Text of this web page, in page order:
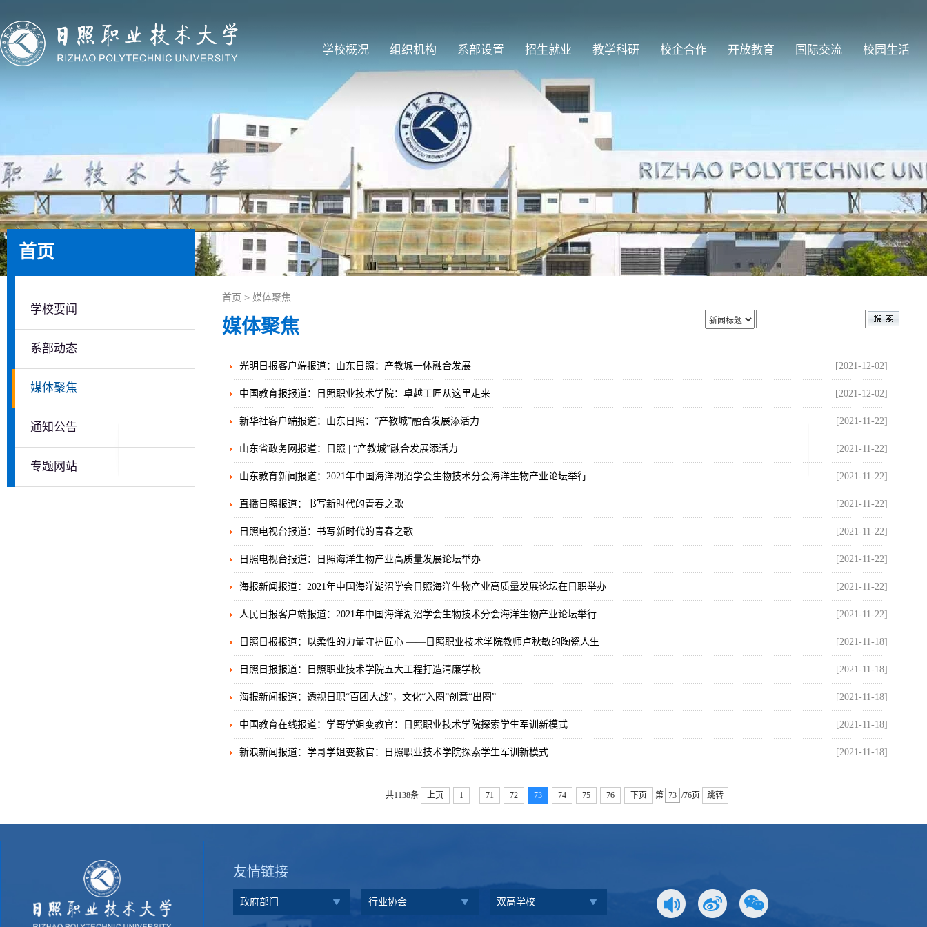
学校概况 组织机构 系部设置 招生就业 教学科研 校企合作 开放教育 国际交流 校园生活
首页
学校要闻
系部动态
媒体聚焦
通知公告
专题网站
首页 > 媒体聚焦
媒体聚焦
光明日报客户端报道：山东日照：产教城一体融合发展 [2021-12-02]
中国教育报报道：日照职业技术学院：卓越工匠从这里走来 [2021-12-02]
新华社客户端报道：山东日照：“产教城”融合发展添活力 [2021-11-22]
山东省政务网报道：日照 | “产教城”融合发展添活力 [2021-11-22]
山东教育新闻报道：2021年中国海洋湖沼学会生物技术分会海洋生物产业论坛举行 [2021-11-22]
直播日照报道：书写新时代的青春之歌 [2021-11-22]
日照电视台报道：书写新时代的青春之歌 [2021-11-22]
日照电视台报道：日照海洋生物产业高质量发展论坛举办 [2021-11-22]
海报新闻报道：2021年中国海洋湖沼学会日照海洋生物产业高质量发展论坛在日职举办 [2021-11-22]
人民日报客户端报道：2021年中国海洋湖沼学会生物技术分会海洋生物产业论坛举行 [2021-11-22]
日照日报报道：以柔性的力量守护匠心 ——日照职业技术学院教师卢秋敏的陶瓷人生 [2021-11-18]
日照日报报道：日照职业技术学院五大工程打造清廉学校 [2021-11-18]
海报新闻报道：透视日职“百团大战”，文化“入圈”创意“出圈” [2021-11-18]
中国教育在线报道：学哥学姐变教官：日照职业技术学院探索学生军训新模式 [2021-11-18]
新浪新闻报道：学哥学姐变教官：日照职业技术学院探索学生军训新模式 [2021-11-18]
共1138条 上页 1 ... 71 72 73 74 75 76 下页 第 /76页 跳转
友情链接
政府部门 行业协会 双高学校